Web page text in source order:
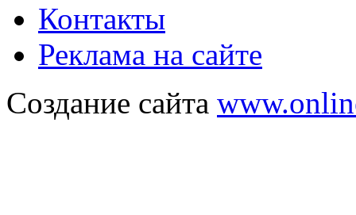
Контакты
Реклама на сайте
Создание сайта